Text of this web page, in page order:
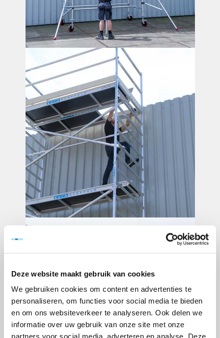
Deze website maakt gebruik van cookies
We gebruiken cookies om content en advertenties te
personaliseren, om functies voor social media te bieden
en om ons websiteverkeer te analyseren. Ook delen we
informatie over uw gebruik van onze site met onze